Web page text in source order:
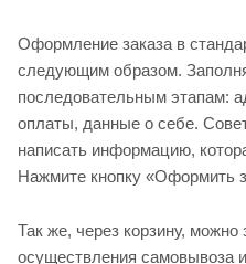
Оформление заказа в
следующим образом.
последовательным этапам:
оплаты, данные о себе.
написать информацию,
Нажмите кнопку «Оформить
Так же, через корзину, можно
осуществления самовывоза